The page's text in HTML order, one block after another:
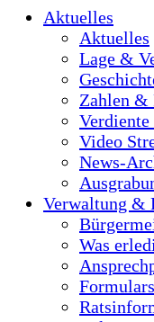
Aktuelles
Aktuelles
Lage &
Zahlen &
Video
News-
Verwaltung &
Was